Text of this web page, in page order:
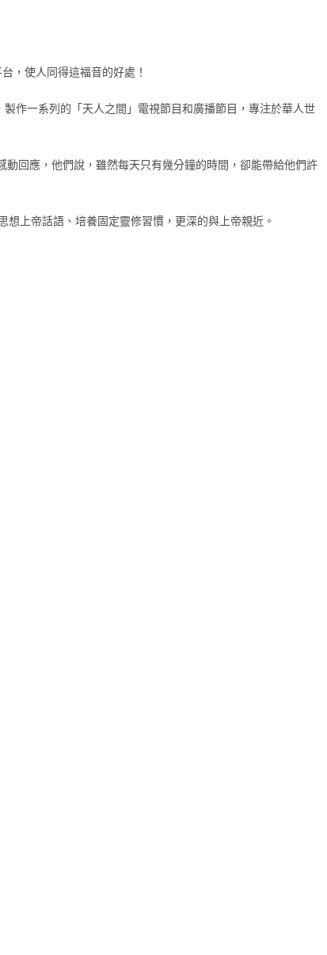
，使人同得這福音的好處！
作一系列的「天人之間」電視節目和廣播節目，專注於華人世
回應，他們說，雖然每天只有幾分鐘的時間，卻能帶給他們許
上帝話語、培養固定靈修習慣，更深的與上帝親近。